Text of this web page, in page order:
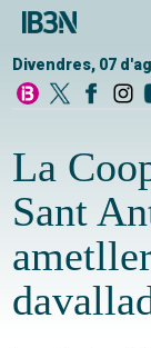
Divendres, 07
La
Sant